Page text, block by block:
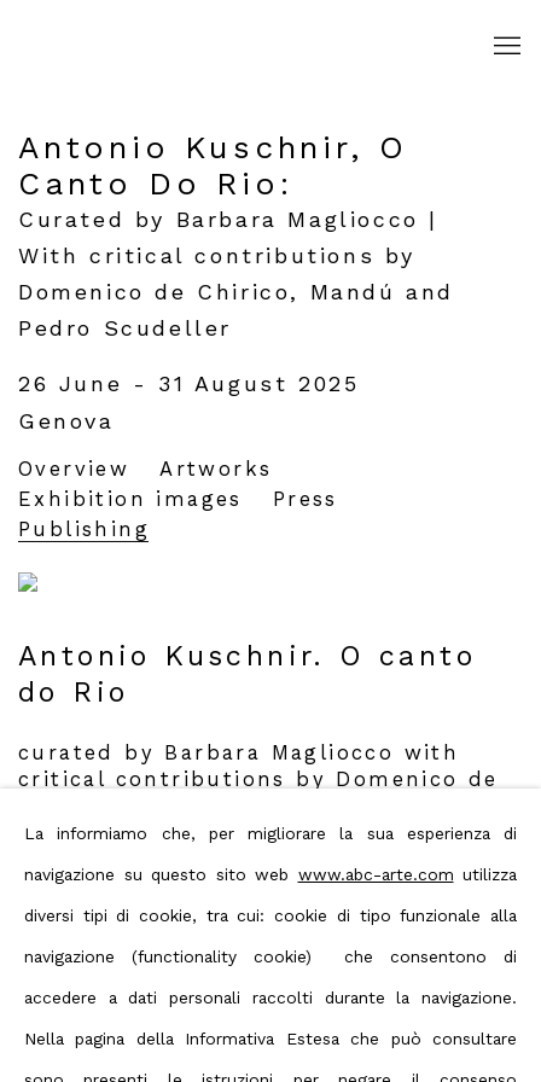
Antonio Kuschnir, O
Canto Do Rio :
Curated by Barbara Magliocco |
With critical contributions by
Domenico de Chirico, Mandú and
Pedro Scudeller
26 June - 31 August 2025
Genova
Overview
Artworks
Exhibition images
Press
Publishing
Antonio Kuschnir. O canto
do Rio
curated by Barbara Magliocco with
critical contributions by Domenico de
Read more
La informiamo che, per migliorare la sua esperienza di
navigazione su questo sito web www.abc-arte.com utilizza
diversi tipi di cookie, tra cui: cookie di tipo funzionale alla
navigazione (functionality cookie) che consentono di
accedere a dati personali raccolti durante la navigazione.
Nella pagina della Informativa Estesa che può consultare